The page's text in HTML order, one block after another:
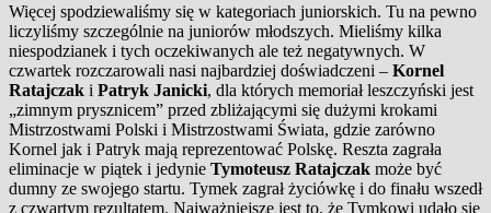
Więcej spodziewaliśmy się w kategoriach juniorskich. Tu na pewno
liczyliśmy szczególnie na juniorów młodszych. Mieliśmy kilka
niespodzianek i tych oczekiwanych ale też negatywnych. W
czwartek rozczarowali nasi najbardziej doświadczeni – Kornel
Ratajczak i Patryk Janicki, dla których memoriał leszczyński jest
„zimnym prysznicem” przed zbliżającymi się dużymi krokami
Mistrzostwami Polski i Mistrzostwami Świata, gdzie zarówno
Kornel jak i Patryk mają reprezentować Polskę. Reszta zagrała
eliminacje w piątek i jedynie Tymoteusz Ratajczak może być
dumny ze swojego startu. Tymek zagrał życiówkę i do finału wszedł
z czwartym rezultatem. Najważniejsze jest to, że Tymkowi udało się